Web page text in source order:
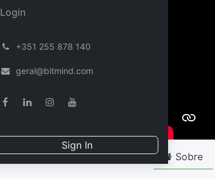
Login
+351 255 878 140
geral@bitmind.com
Sign In
Sobre